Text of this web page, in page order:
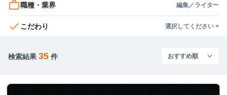
work_outline職種・業界 編集／ライター
check こだわり 選択してください >
検索結果 35 件